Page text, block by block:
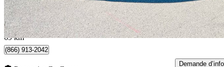
526 $/mois env.
Brampton, ON
69 km
(866) 913-2042
Demande d’info